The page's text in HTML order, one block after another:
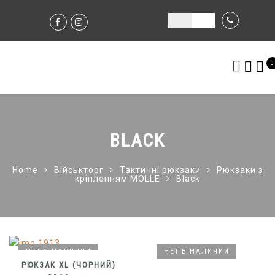
0
BLACK
Home Військторг Тактичні рюкзаки
Рюкзаки з
кріпленням MOLLE
Black
НЕТ В НАЛИЧИИ
НЕТ В НАЛИЧИИ
РЮКЗАК XL (ЧОРНИЙ)
НЕТ В НАЛИЧИИ
НЕТ В НАЛИЧИИ